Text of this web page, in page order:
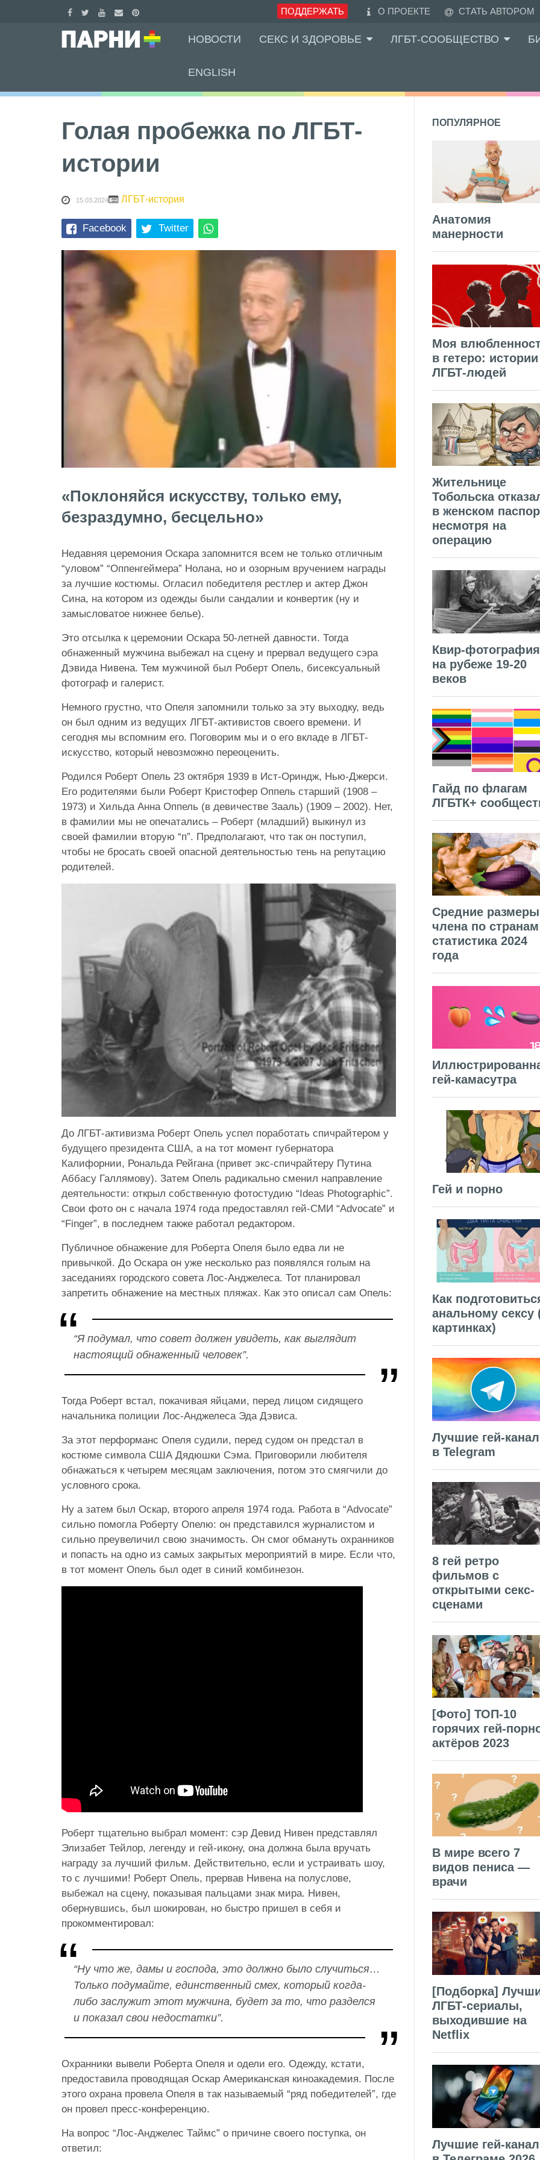
ПОДДЕРЖАТЬ О ПРОЕКТЕ СТАТЬ АВТОРОМ
НОВОСТИ СЕКС И ЗДОРОВЬЕ ЛГБТ-СООБЩЕСТВО
ENGLISH
Голая пробежка по ЛГБТ-
истории
15.03.2024 ЛГБТ-история
Facebook Twitter
«Поклоняйся искусству, только ему,
безраздумно, бесцельно»
Недавняя церемония Оскара запомнится всем не только отличным
“уловом” “Оппенгеймера” Нолана, но и озорным вручением награды
за лучшие костюмы. Огласил победителя рестлер и актер Джон
Сина, на котором из одежды были сандалии и конвертик (ну и
замысловатое нижнее белье).
Это отсылка к церемонии Оскара 50-летней давности. Тогда
обнаженный мужчина выбежал на сцену и прервал ведущего сэра
Дэвида Нивена. Тем мужчиной был Роберт Опель, бисексуальный
фотограф и галерист.
Немного грустно, что Опеля запомнили только за эту выходку, ведь
он был одним из ведущих ЛГБТ-активистов своего времени. И
сегодня мы вспомним его. Поговорим мы и о его вкладе в ЛГБТ-
искусство, который невозможно переоценить.
Родился Роберт Опель 23 октября 1939 в Ист-Ориндж, Нью-Джерси.
Его родителями были Роберт Кристофер Оппель старший (1908 –
1973) и Хильда Анна Оппель (в девичестве Зааль) (1909 – 2002). Нет,
в фамилии мы не опечатались – Роберт (младший) выкинул из
своей фамилии вторую “п”. Предполагают, что так он поступил,
чтобы не бросать своей опасной деятельностью тень на репутацию
родителей.
До ЛГБТ-активизма Роберт Опель успел поработать спичрайтером у
будущего президента США, а на тот момент губернатора
Калифорнии, Рональда Рейгана (привет экс-спичрайтеру Путина
Аббасу Галлямову). Затем Опель радикально сменил направление
деятельности: открыл собственную фотостудию “Ideas Photographic”.
Свои фото он с начала 1974 года предоставлял гей-СМИ “Advocate” и
“Finger”, в последнем также работал редактором.
Публичное обнажение для Роберта Опеля было едва ли не
привычкой. До Оскара он уже несколько раз появлялся голым на
заседаниях городского совета Лос-Анджелеса. Тот планировал
запретить обнажение на местных пляжах. Как это описал сам Опель:
“Я подумал, что совет должен увидеть, как выглядит
настоящий обнаженный человек”.
Тогда Роберт встал, покачивая яйцами, перед лицом сидящего
начальника полиции Лос-Анджелеса Эда Дэвиса.
За этот перформанс Опеля судили, перед судом он предстал в
костюме символа США Дядюшки Сэма. Приговорили любителя
обнажаться к четырем месяцам заключения, потом это смягчили до
условного срока.
Ну а затем был Оскар, второго апреля 1974 года. Работа в “Advocate”
сильно помогла Роберту Опелю: он представился журналистом и
сильно преувеличил свою значимость. Он смог обмануть охранников
и попасть на одно из самых закрытых мероприятий в мире. Если что,
в тот момент Опель был одет в синий комбинезон.
Роберт тщательно выбрал момент: сэр Девид Нивен представлял
Элизабет Тейлор, легенду и гей-икону, она должна была вручать
награду за лучший фильм. Действительно, если и устраивать шоу,
то с лучшими! Роберт Опель, прервав Нивена на полуслове,
выбежал на сцену, показывая пальцами знак мира. Нивен,
обернувшись, был шокирован, но быстро пришел в себя и
прокомментировал:
“Ну что же, дамы и господа, это должно было случиться…
Только подумайте, единственный смех, который когда-
либо заслужит этот мужчина, будет за то, что разделся
и показал свои недостатки”.
Охранники вывели Роберта Опеля и одели его. Одежду, кстати,
предоставила проводящая Оскар Американская киноакадемия. После
этого охрана провела Опеля в так называемый “ряд победителей”, где
он провел пресс-конференцию.
На вопрос “Лос-Анджелес Таймс” о причине своего поступка, он
ответил:
ПОПУЛЯРНОЕ
Анатомия
манерности
Моя
в гетеро: истории
ЛГБТ-людей
Жительнице
Тобольска
в женском
несмотря на
операцию
Квир-фотография
на рубеже 19-20
веков
Гайд по флагам
ЛГБТК+
Средние размеры
члена по
статистика 2024
года
гей-камасутра
Гей и порно
Как
анальному сексу
картинках)
Лучшие гей-
в Telegram
8 гей ретро
фильмов с
открытыми секс-
сценами
[Фото] ТОП-10
горячих гей-
актёров 2023
В мире всего 7
видов пениса —
врачи
[Подборка]
ЛГБТ-сериалы,
выходившие на
Netflix
Лучшие гей-